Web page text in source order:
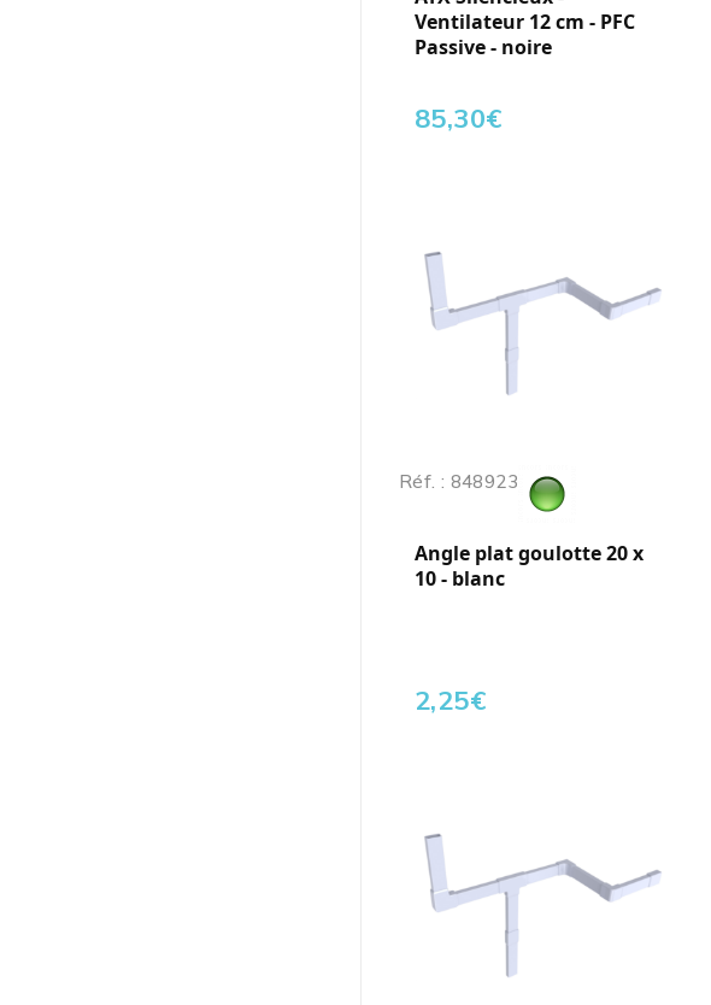
Ventilateur 12 cm - PFC
Passive - noire
85,30€
Réf. : 848923
Angle plat goulotte 20 x
10 - blanc
2,25€